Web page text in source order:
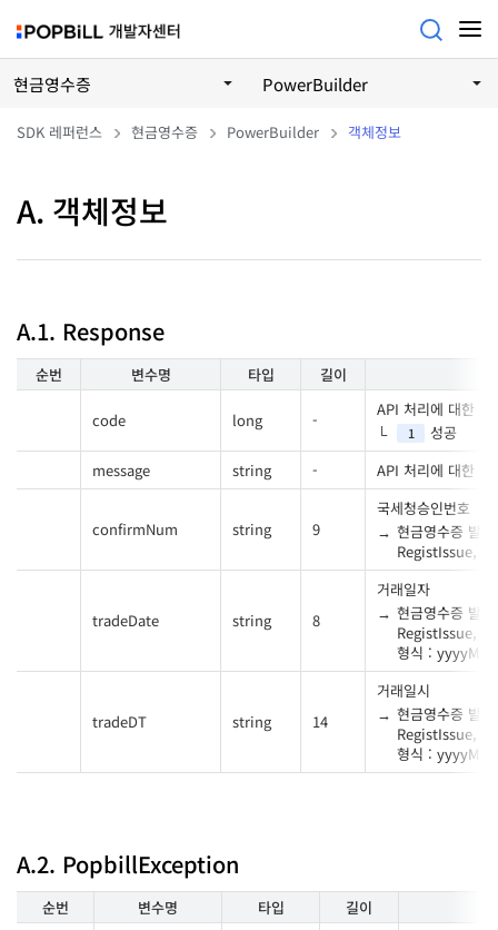
현금영수증 PowerBuilder
SDK 레퍼런스 현금영수증 PowerBuilder 객체정보
A. 객체정보
A.1. Response
순번 변수명 타입 길이
code long -
API 처리에 대한 응
1
성공
message
string - API 처리에 대한 응
confirmNum string 9
국세청승인번호
현금영수증 발
RegistIssue,
tradeDate string 8
거래일자
현금영수증 발
RegistIssue,
형식 :
tradeDT string 14
거래일시
현금영수증 발
RegistIssue,
형식 :
A.2. PopbillException
순번 변수명 타입 길이